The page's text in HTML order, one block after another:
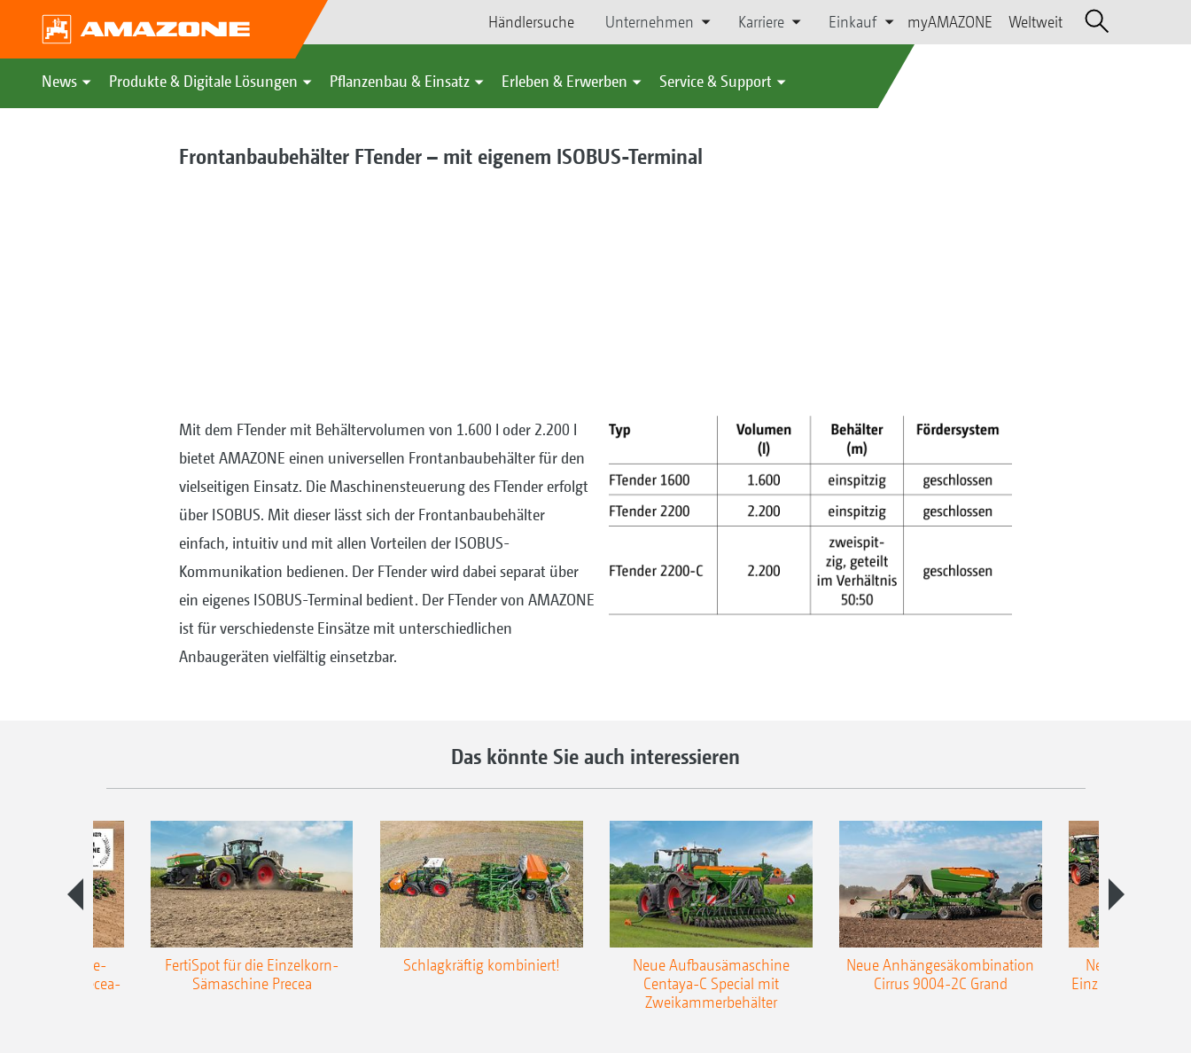
Händlersuche Unternehmen Karriere Einkauf myAMAZONE Weltweit
News Produkte & Digitale Lösungen Pflanzenbau & Einsatz Erleben & Erwerben Service & Support
Frontanbaubehälter FTender – mit eigenem ISOBUS-Terminal
Mit dem FTender mit Behältervolumen von 1.600 l oder 2.200 l
bietet AMAZONE einen universellen Frontanbaubehälter für den
vielseitigen Einsatz. Die Maschinensteuerung des FTender erfolgt
über ISOBUS. Mit dieser lässt sich der Frontanbaubehälter
einfach, intuitiv und mit allen Vorteilen der ISOBUS-
Kommunikation bedienen. Der FTender wird dabei separat über
ein eigenes ISOBUS-Terminal bedient. Der FTender von AMAZONE
ist für verschiedenste Einsätze mit unterschiedlichen
Anbaugeräten vielfältig einsetzbar.
Das könnte Sie auch interessieren
Anhänge-
Precea-
FertiSpot für die Einzelkorn-
Sämaschine Precea
Schlagkräftig kombiniert!
Neue Aufbausämaschine
Centaya-C Special mit
Zweikammerbehälter
Neue Anhängesäkombination
Cirrus 9004-2C Grand
Neue
Einzelkorn-